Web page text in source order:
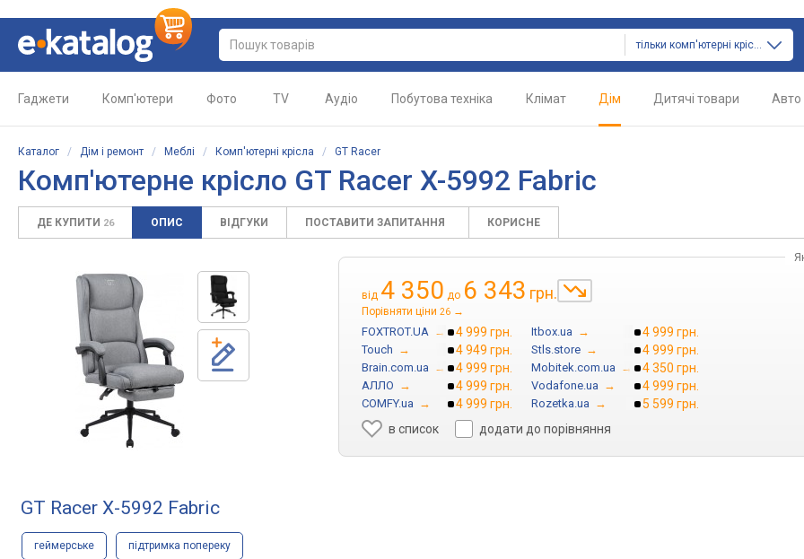
тільки комп'ютерні крісла
Гаджети Комп'ютери Фото TV Аудіо Побутова техніка Клімат Дім Дитячі товари Авто
Каталог / Дім і ремонт / Меблі / Комп'ютерні крісла / GT Racer
Комп'ютерне крісло GT Racer X-5992 Fabric
ДЕ КУПИТИ 26 ОПИС ВІДГУКИ ПОСТАВИТИ ЗАПИТАННЯ КОРИСНЕ
від 4 350 до 6 343 грн.
Порівняти ціни 26 →
FOXTROT.UA → 4 999 грн. Itbox.ua → 4 999 грн.
Touch → 4 949 грн. Stls.store → 4 999 грн.
Brain.com.ua → 4 999 грн. Mobitek.com.ua → 4 350 грн.
АЛЛО → 4 999 грн. Vodafone.ua → 4 999 грн.
COMFY.ua → 4 999 грн. Rozetka.ua →
5 599 грн.
в список
додати до порівняння
GT Racer X-5992 Fabric
геймерське підтримка попереку